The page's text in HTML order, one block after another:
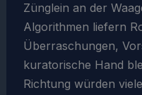
Zünglein an der
Algorithmen liefern
Überraschungen,
kuratorische Hand
Richtung würden